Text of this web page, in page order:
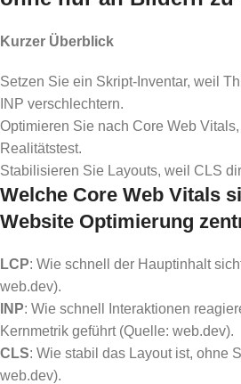
Kurzer Überblick
Setzen Sie ein Skript-Inventar, weil
INP verschlechtern.
Optimieren Sie nach Core Web
Realitätstest.
Stabilisieren Sie Layouts, weil CLS
Welche Core Web Vitals
Website Optimierung
LCP: Wie schnell der Hauptinhalt
web.dev).
INP: Wie schnell Interaktionen
Kernmetrik geführt (Quelle: web.dev).
CLS: Wie stabil das Layout ist, ohne
web.dev).